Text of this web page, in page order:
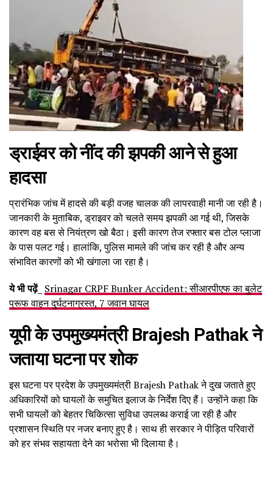
ड्राईवर को नींद की झपकी आने से हुआ
हादसा
प्रारंभिक जांच में हादसे की बड़ी वजह चालक की लापरवाही मानी जा रही है।
जानकारी के मुताबिक, ड्राइवर को चलते समय झपकी आ गई थी, जिसके
कारण वह बस से नियंत्रण खो बैठा। इसी कारण तेज रफ्तार बस टोल प्लाजा
के पास पलट गई। हालांकि, पुलिस मामले की जांच कर रही है और अन्य
संभावित कारणों को भी खंगाला जा रहा है।
ये भी पढ़ें_ Srinagar CRPF Bunker Accident: सीआरपीएफ का बुलेट
प्रूफ वाहन दुर्घटनाग्रस्त, 7 जवान घायल
यूपी के उपमुख्यमंत्री Brajesh Pathakने
जताया घटना पर शोक
इस घटना पर प्रदेश के उपमुख्यमंत्री Brajesh Pathak ने दुख जताते हुए
अधिकारियों को घायलों के समुचित इलाज के निर्देश दिए हैं। उन्होंने कहा कि
सभी घायलों को बेहतर चिकित्सा सुविधा उपलब्ध कराई जा रही है और
प्रशासन स्थिति पर नजर बनाए हुए है। साथ ही सरकार ने पीड़ित परिवारों
को हर संभव सहायता देने का भरोसा भी दिलाया है।